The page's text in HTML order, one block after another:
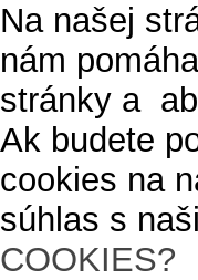
Na našej
nám
stránky a
Ak budete
cookies na
súhlas s
COOKIES?